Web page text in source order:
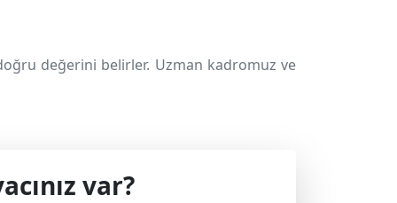
değerini belirler. Uzman kadromuz ve
var?